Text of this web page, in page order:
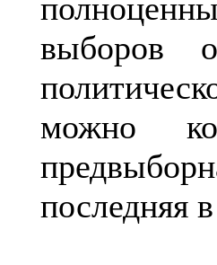
выборов
можно
последняя